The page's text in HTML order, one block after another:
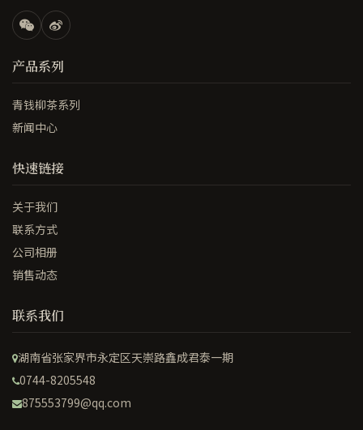
产品系列
青钱柳茶系列
新闻中心
快速链接
关于我们
联系方式
公司相册
销售动态
联系我们
湖南省张家界市永定区天崇路鑫成君泰一期
0744-8205548
875553799@qq.com